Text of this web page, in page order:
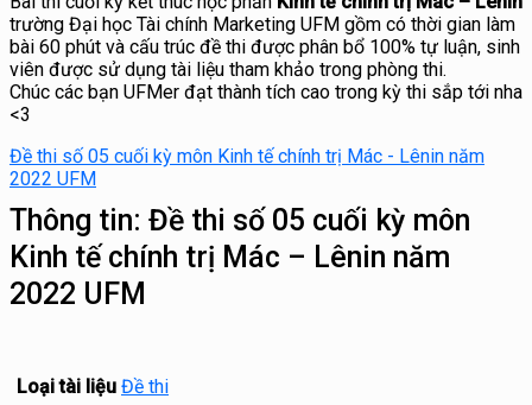
trường Đại học Tài chính Marketing UFM gồm có thời gian làm
bài 60 phút và cấu trúc đề thi được phân bổ 100% tự luận, sinh
viên được sử dụng tài liệu tham khảo trong phòng thi.
Chúc các bạn UFMer đạt thành tích cao trong kỳ thi sắp tới nha
<3
Đề thi số 05 cuối kỳ môn Kinh tế chính trị Mác - Lênin năm
2022 UFM
Thông tin: Đề thi số 05 cuối kỳ môn
Kinh tế chính trị Mác – Lênin năm
2022 UFM
Loại tài liệu Đề thi